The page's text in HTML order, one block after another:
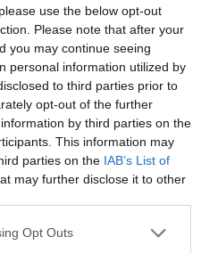
use the below opt-out
Please note that after your
you may continue seeing
personal information utilized by
to third parties prior to
opt-out of the further
by third parties on the
This information may
parties on the IAB’s List of
may further disclose it to other
Opt Outs
invasión de Ceuta va